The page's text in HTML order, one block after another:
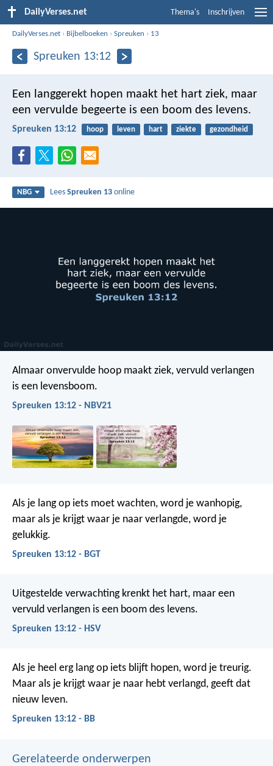
DailyVerses.net Thema's Inschrijven
DailyVerses.net › Bijbelboeken ›Spreuken › 13
Spreuken 13:12
Een langgerekt hopen maakt het hart ziek, maar
een vervulde begeerte is een boom des levens.
Spreuken 13:12 hoop leven hart ziekte gezondheid
NBG LeesSpreuken 13 online
Almaar onvervulde hoop maakt ziek, vervuld verlangen
is een levensboom.
Spreuken 13:12 - NBV21
Als je lang op iets moet wachten, word je wanhopig,
maar als je krijgt waar je naar verlangde, word je
gelukkig.
Spreuken 13:12 - BGT
Uitgestelde verwachting krenkt het hart, maar een
vervuld verlangen is een boom des levens.
Spreuken 13:12 - HSV
Als je heel erg lang op iets blijft hopen, word je treurig.
Maar als je krijgt waar je naar hebt verlangd, geeft dat
nieuw leven.
Spreuken 13:12 - BB
Gerelateerde onderwerpen